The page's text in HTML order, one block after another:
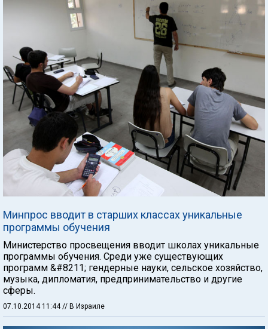
Минпрос вводит в старших классах уникальные
программы обучения
Министерство просвещения вводит школах уникальные
программы обучения. Среди уже существующих
программ &#8211; гендерные науки, сельское хозяйство,
музыка, дипломатия, предпринимательство и другие
сферы.
07.10.2014 11:44 // В Израиле